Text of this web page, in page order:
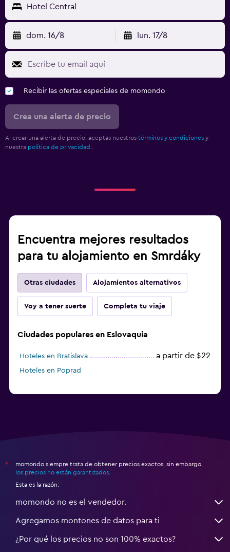
Hotel Central
dom. 16/8 lun. 17/8
Recibir las ofertas especiales de momondo
Crea una alerta de precio
Al crear una alerta de precio, aceptas nuestros términos y condiciones y
nuestra política de privacidad.
Encuentra mejores resultados
para tu alojamiento en Smrdáky
Otras ciudades Alojamientos alternativos
Voy a tener suerte Completa tu viaje
Ciudades populares en Eslovaquia
Hoteles en Bratislava a partir de $22
Hoteles en Poprad
*
momondo siempre trata de obtener precios exactos, sin embargo,
los precios no están garantizados
Esta es la razón:
momondo no es el vendedor.
Agregamos montones de datos para ti
¿Por qué los precios no son 100% exactos?